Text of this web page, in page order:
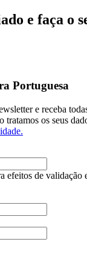
e faça o
Portuguesa
e receba
os seus
efeitos de validação